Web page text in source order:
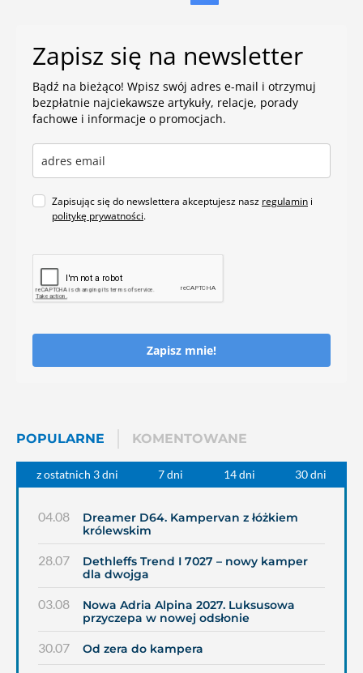
Zapisz się na newsletter
Bądź na bieżąco! Wpisz swój adres e-mail i otrzymuj
bezpłatnie najciekawsze artykuły, relacje, porady
fachowe i informacje o promocjach.
Zapisując się do newslettera akceptujesz nasz regulamin i
politykę prywatności.
Zapisz mnie!
POPULARNE KOMENTOWANE
z ostatnich 3 dni 7 dni 14 dni 30 dni
04.08
Dreamer D64. Kampervan z łóżkiem
królewskim
28.07
Dethleffs Trend I 7027 – nowy kamper
dla dwojga
03.08
Nowa Adria Alpina 2027. Luksusowa
przyczepa w nowej odsłonie
30.07 Od zera do kampera